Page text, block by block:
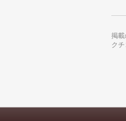
掲載
ク